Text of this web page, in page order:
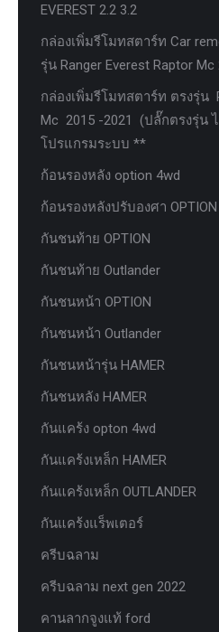
EVEREST 2.2 3.2
กล่องเพิ่มรีโมทสตาร์ท Car
รุ่น Ranger Everest Raptor Mc
กล่องเพิ่มรีโมทสตาร์ท ตรงรุ่น
Mc 2015 -2021 (ปลั๊กตรงรุ่น
โปรแกรมระบบ **
ก้อนรองหลัง option 4wd
ก้อนรองหลังปรับองศา OPTION
กันชนท้าย OPTION
กันชนท้าย Outlander
กันชนหน้า OPTION
กันชนหน้า Outlander
กันชนหน้ารุ่น HAMER
กันชนหลัง HAMER
กันแคร้ง opton 4wd
กันแคร้งเหล็ก HAMER
กันแคร้งเหล็ก OUTLANDER
กันแคร้งแร็พเตอร์
ครีบฉลาม
ครีบฉลาม next gen 2022
คานลากจูงแท้ ford